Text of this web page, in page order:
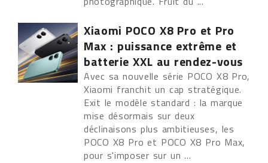
Xiaomi POCO X8 Pro et Pro
Max : puissance extrême et
batterie XXL au rendez-vous
Avec sa nouvelle série POCO X8 Pro,
Xiaomi franchit un cap stratégique.
Exit le modèle standard : la marque
mise désormais sur deux
déclinaisons plus ambitieuses, les
POCO X8 Pro et POCO X8 Pro Max,
pour s'imposer sur un ...